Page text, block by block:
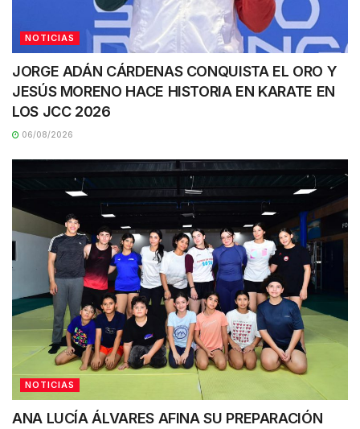
NOTICIAS
JORGE ADÁN CÁRDENAS CONQUISTA EL ORO Y
JESÚS MORENO HACE HISTORIA EN KARATE EN
LOS JCC 2026
06/08/2026
NOTICIAS
ANA LUCÍA ÁLVARES AFINA SU PREPARACIÓN